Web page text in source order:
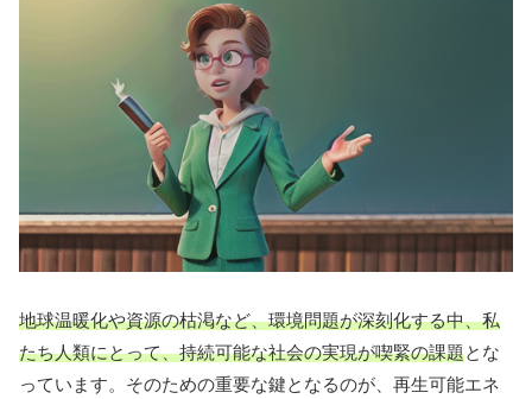
地球温暖化や資源の枯渇など、環境問題が深刻化する中、私
たち人類にとって、持続可能な社会の実現が喫緊の課題とな
っています。そのための重要な鍵となるのが、再生可能エネ